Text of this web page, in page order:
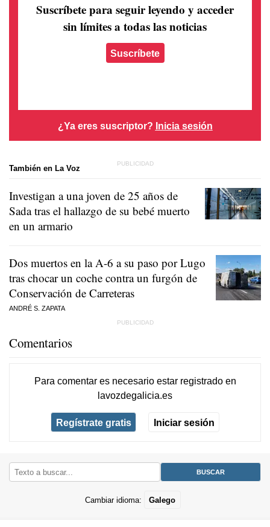
Suscríbete para seguir leyendo y acceder
sin límites a todas las noticias
Suscríbete
¿Ya eres suscriptor? Inicia sesión
También en La Voz
Investigan a una joven de 25 años de
Sada tras el hallazgo de su bebé muerto
en un armario
Dos muertos en la A-6 a su paso por Lugo
tras chocar un coche contra un furgón de
Conservación de Carreteras
ANDRÉ S. ZAPATA
Comentarios
Para comentar es necesario estar registradoen
lavozdegalicia.es
Regístrate gratis Iniciar sesión
Cambiar idioma: Galego